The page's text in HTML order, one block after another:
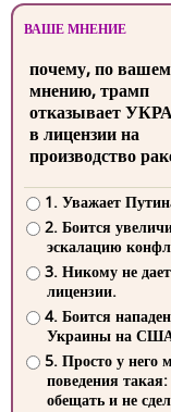
ВАШЕ МНЕНИЕ
почему, по
мнению, трамп
отказывает
в лицензии на
производство
1. Уважает
2. Боится
эскалацию
3. Никому не
лицензии.
4. Боится
Украины на
5. Просто у него
поведения такая:
обещать и не